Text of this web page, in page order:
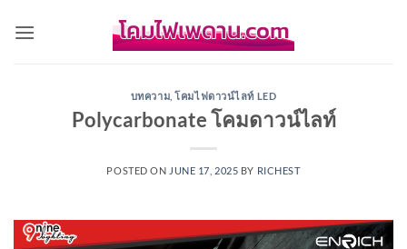
บทความ ,โคมไฟดาวน์ไลท์ LED
Polycarbonate โคมดาวน์ไลท์
POSTED ON JUNE 17, 2025 BY RICHEST